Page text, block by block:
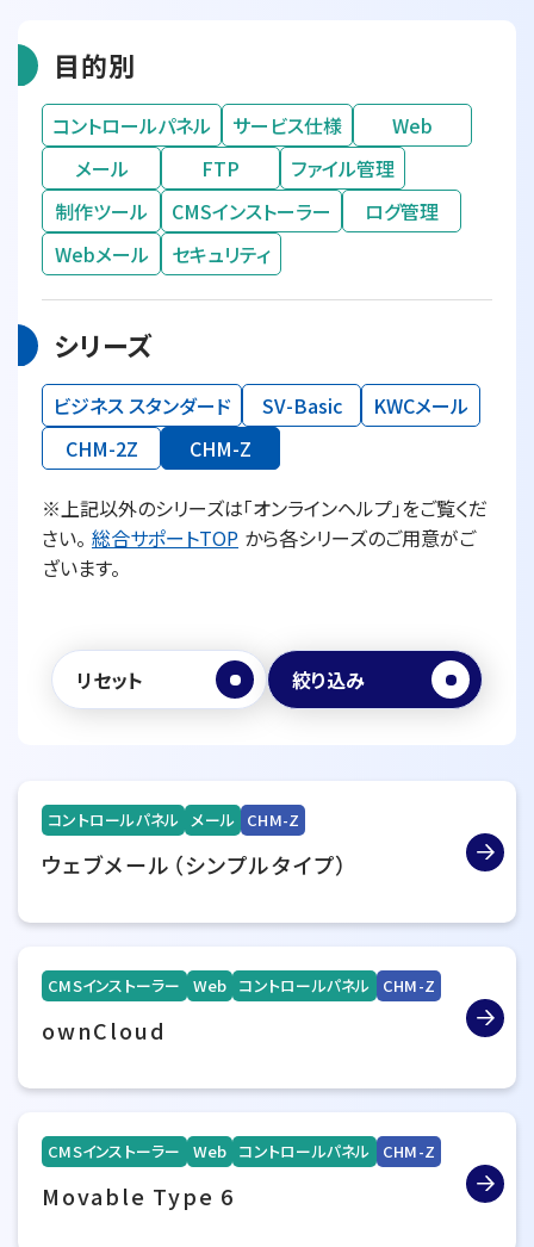
目的別
コントロールパネル サービス仕様
Web
メール
FTP
ファイル管理
制作ツール
CMSインストーラー
ログ管理
Webメール
セキュリティ
シリーズ
ビジネス スタンダード SV-Basic
KWCメール
CHM-2Z
CHM-Z
※上記以外のシリーズは「オンラインヘルプ」をご覧くだ
さい。 総合サポートTOP から各シリーズのご用意がご
ざいます。
リセット 絞り込み
コントロールパネル メール CHM-Z
ウェブメール（シンプルタイプ）
CMSインストーラー Web コントロールパネル CHM-Z
ownCloud
CMSインストーラー Web コントロールパネル CHM-Z
Movable Type 6